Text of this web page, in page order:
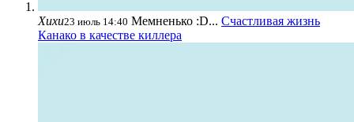
Хихи23 июль 14:40 Мемненько :D... Счастливая жизнь
Канако в качестве киллера